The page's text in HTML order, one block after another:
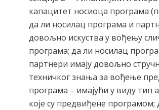
капацитет носиоца програма
да ли носилац програма и
довољно искуства у вођењу
програма; да ли носилац
партнери имају довољно
техничког знања за вођење
програма – имајући у виду тип
које су предвиђене програмом;